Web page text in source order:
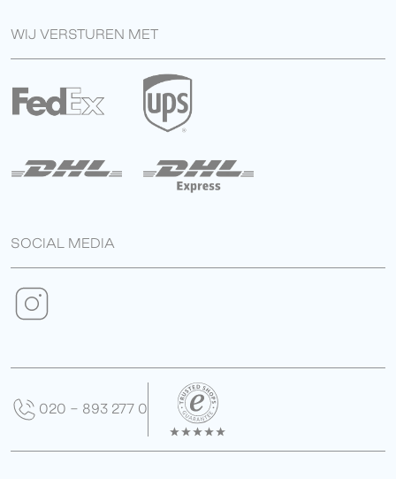
WIJ VERSTUREN MET
SOCIAL MEDIA
020 - 893 277 0